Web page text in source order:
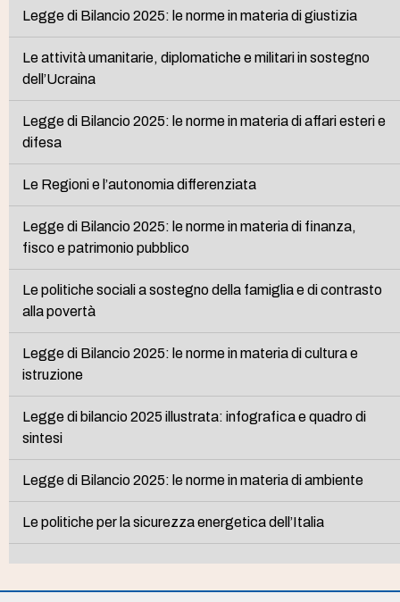
Legge di Bilancio 2025: le norme in materia di giustizia
Le attività umanitarie, diplomatiche e militari in sostegno
dell’Ucraina
Legge di Bilancio 2025: le norme in materia di affari esteri e
difesa
Le Regioni e l’autonomia differenziata
Legge di Bilancio 2025: le norme in materia di finanza,
fisco e patrimonio pubblico
Le politiche sociali a sostegno della famiglia e di contrasto
alla povertà
Legge di Bilancio 2025: le norme in materia di cultura e
istruzione
Legge di bilancio 2025 illustrata: infografica e quadro di
sintesi
Legge di Bilancio 2025: le norme in materia di ambiente
Le politiche per la sicurezza energetica dell’Italia